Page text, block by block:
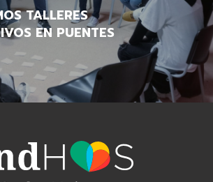
TALLERES
EN PUENTES